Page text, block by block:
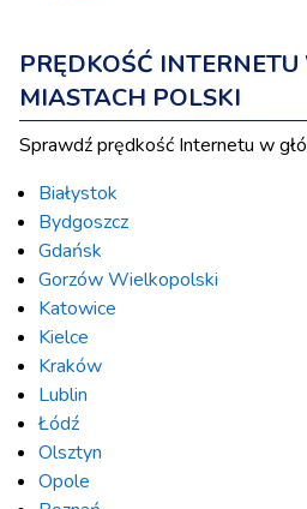
PRĘDKOŚĆ
MIASTACH POLSKI
Sprawdź prędkość Internetu w
Białystok
Bydgoszcz
Gdańsk
Gorzów Wielkopolski
Katowice
Kielce
Kraków
Lublin
Łódź
Olsztyn
Opole